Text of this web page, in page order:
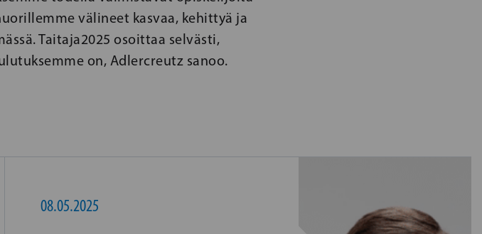
välineet kasvaa, kehittyä ja
Taitaja2025 osoittaa selvästi,
on, Adlercreutz sanoo.
08.05.2025